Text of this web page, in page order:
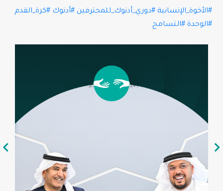
#الأخوة_الإنسانية #دوري_أدنوك_للمحترفين #أدنوك #كرة_القدم
#الوحدة #التسامح